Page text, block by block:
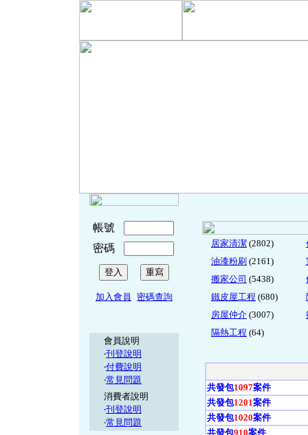
帳號
密碼
加入會員 密碼查詢
會員說明
‧刊登說明
‧付費說明
‧常見問題
消費者說明
‧刊登說明
‧常見問題
居家清潔 (2802)
油漆粉刷 (2161)
搬家公司 (5438)
鐵皮屋工程 (680)
房屋仲介 (3007)
隔熱工程 (64)
共發包1097案件
共發包1201案件
共發包1020案件
共發包910案件